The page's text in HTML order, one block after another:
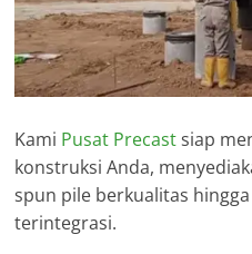
Kami Pusat Precastsiap
konstruksi Anda,
spun pile berkualitas
terintegrasi.